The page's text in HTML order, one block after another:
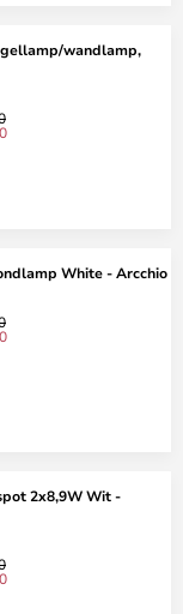
wandlamp,
White - Arcchio
2x8,9W Wit -